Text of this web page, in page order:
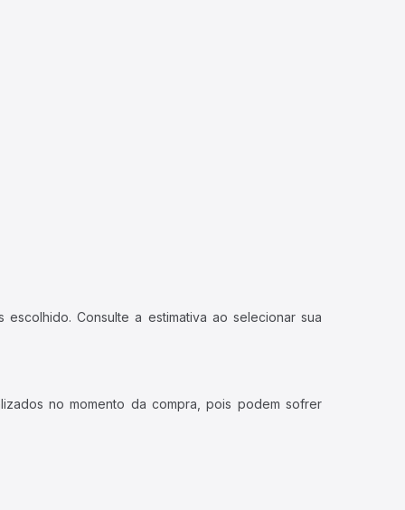
Consulte a estimativa ao selecionar sua
no momento da compra, pois podem sofrer